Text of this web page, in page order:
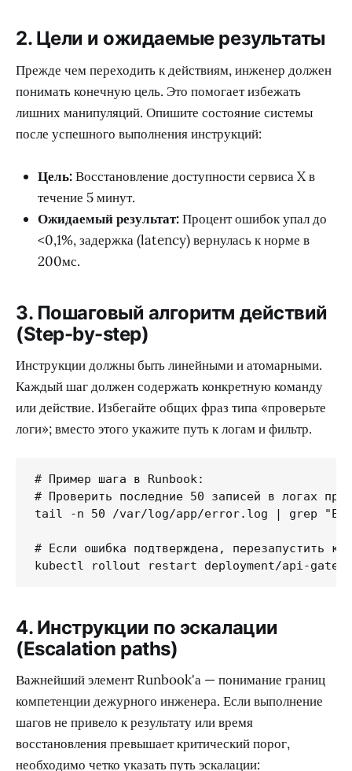
2. Цели и ожидаемые результаты
Прежде чем переходить к действиям, инженер должен
понимать конечную цель. Это помогает избежать
лишних манипуляций. Опишите состояние системы
после успешного выполнения инструкций:
Цель:Восстановление доступности сервиса X в
течение 5 минут.
Ожидаемый результат:Процент ошибок упал до
<0,1%, задержка (latency) вернулась к норме в
200мс.
3. Пошаговый алгоритм действий
(Step-by-step)
Инструкции должны быть линейными и атомарными.
Каждый шаг должен содержать конкретную команду
или действие. Избегайте общих фраз типа «проверьте
логи»; вместо этого укажите путь к логам и фильтр.
# Пример шага в Runbook:
# Проверить последние 50 записей в логах
tail -n 50 /var/log/app/error.log | grep
# Если ошибка подтверждена, перезапустить
4. Инструкции по эскалации
(Escalation paths)
Важнейший элемент Runbook'а — понимание границ
компетенции дежурного инженера. Если выполнение
шагов не привело к результату или время
восстановления превышает критический порог,
необходимо четко указать путь эскалации: